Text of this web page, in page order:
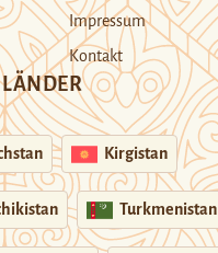
Impressum
Kontakt
Kirgistan
Turkmenistan